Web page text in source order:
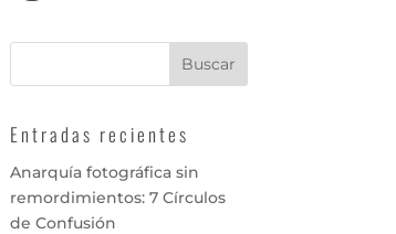
Entradas recientes
Anarquía fotográfica sin
remordimientos: 7 Círculos
de Confusión